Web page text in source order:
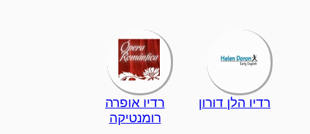
רדיו הלן דורון
רדיו אופרה
רומנטיקה